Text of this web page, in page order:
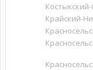
Крайский-